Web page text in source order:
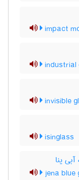
impact
industrial
invisible
isinglass
ینا
jena blue